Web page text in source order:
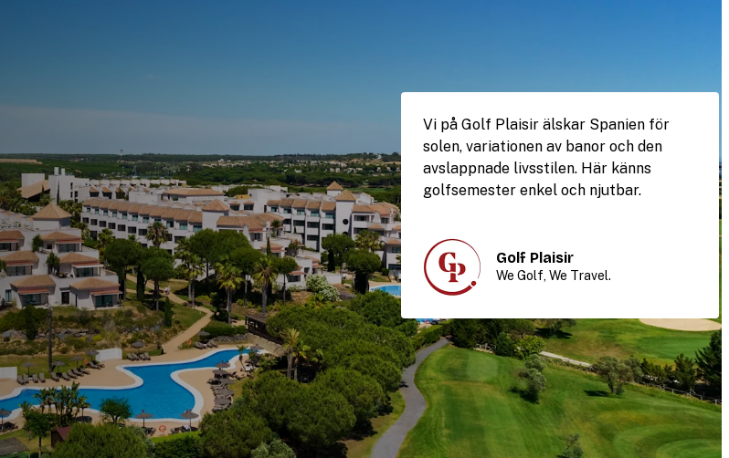
Vi på Golf Plaisir älskar Spanien för
solen, variationen av banor och den
avslappnade livsstilen. Här känns
golfsemester enkel och njutbar.
Golf Plaisir
We Golf, We Travel.